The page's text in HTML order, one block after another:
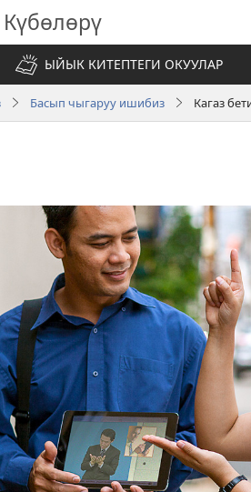
ЫЙЫК КИТЕПТЕГИ ОКУУЛАР
Басып чыгаруу ишибиз Кагаз